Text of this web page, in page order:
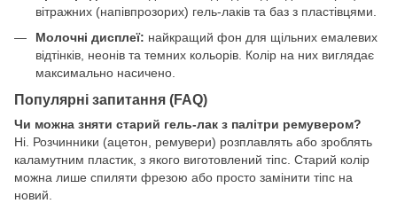
вітражних (напівпрозорих) гель-лаків та баз з пластівцями.
Молочні дисплеї: найкращий фон для щільних емалевих
відтінків, неонів та темних кольорів. Колір на них виглядає
максимально насичено.
Популярні запитання (FAQ)
Чи можна зняти старий гель-лак з палітри ремувером?
Ні. Розчинники (ацетон, ремувери) розплавлять або зроблять
каламутним пластик, з якого виготовлений тіпс. Старий колір
можна лише спиляти фрезою або просто замінити тіпс на
новий.